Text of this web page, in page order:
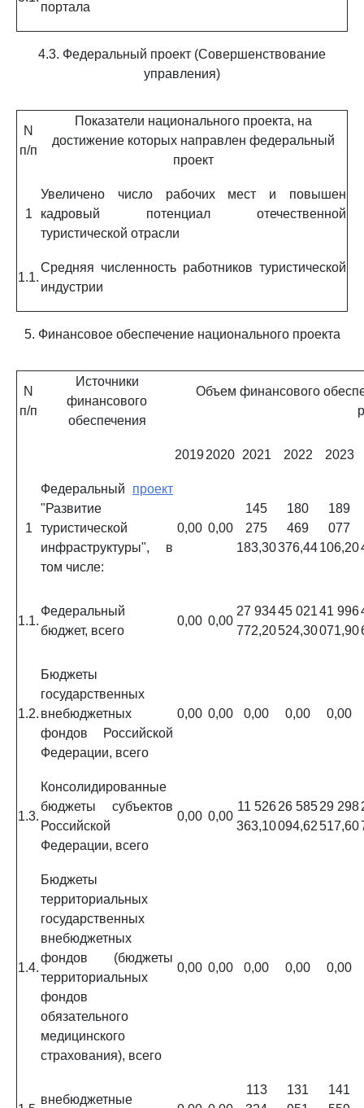
портала
4.3. Федеральный проект (Совершенствование
управления)
N
п/п
Показатели национального проекта, на
достижение которых направлен федеральный
проект
1
Увеличено число рабочих мест и повышен
кадровый потенциал отечественной
туристической отрасли
1.1.
Средняя численность работников туристической
индустрии
5. Финансовое обеспечение национального проекта
N
п/п
Источники
финансового
обеспечения
Объем финансового
20192020 2021 2022 2023
1
Федеральный проект
"Развитие
туристической
инфраструктуры", в
том числе:
0,00 0,00
145
275
183,30
180
469
376,44
189
077
106,20
1.1.
Федеральный
бюджет, всего
0,00 0,00
27 934
772,20
45 021
524,30
41 996
071,90
1.2.
Бюджеты
государственных
внебюджетных
фондов Российской
Федерации, всего
0,00 0,00 0,00 0,00 0,00
1.3.
Консолидированные
бюджеты субъектов
Российской
Федерации, всего
0,00 0,00
11 526
363,10
26 585
094,62
29 298
517,60
1.4.
Бюджеты
территориальных
государственных
внебюджетных
фондов (бюджеты
территориальных
фондов
обязательного
медицинского
страхования), всего
0,00 0,00 0,00 0,00 0,00
внебюджетные
113
131
141